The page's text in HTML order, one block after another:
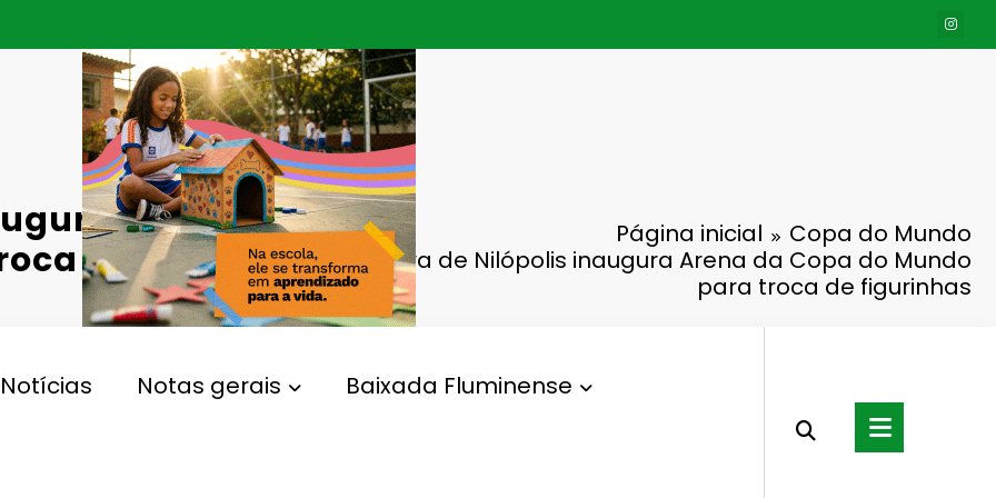
Notícias Notas gerais Baixada Fluminense
Arena
de
Página inicial
Copa do Mundo
Prefeitura de Nilópolis inaugura Arena da Copa do Mundo
para troca de figurinhas